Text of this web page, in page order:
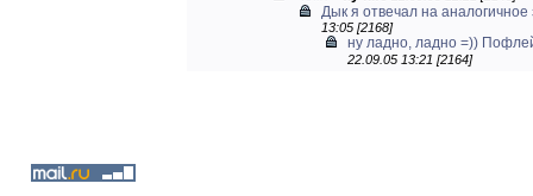
Дык я отвечал на аналогичное
13:05 [2168]
ну ладно, ладно =))
22.09.05 13:21 [2164]